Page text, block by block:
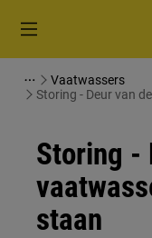
Vaatwassers
Storing - Deur van
Storing -
staan